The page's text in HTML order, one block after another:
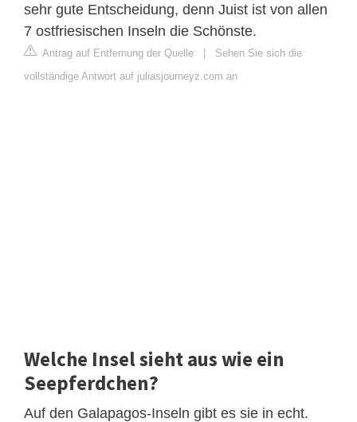
sehr gute Entscheidung, denn Juist ist von allen
7 ostfriesischen Inseln die Schönste.
Antrag auf Entfernung der Quelle | Sehen Sie sich die
vollständige Antwort auf juliasjourneyz.com an
Welche Insel sieht aus wie ein
Seepferdchen?
Auf den Galapagos-Inseln gibt es sie in echt.